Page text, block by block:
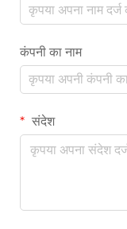
कंपनी का नाम
संदेश